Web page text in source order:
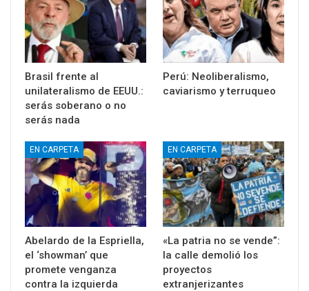
Brasil frente al
unilateralismo de EEUU.:
serás soberano o no
serás nada
Perú: Neoliberalismo,
caviarismo y terruqueo
EN CARPETA
Abelardo de la Espriella,
el ‘showman’ que
promete venganza
contra la izquierda
EN CARPETA
«La patria no se vende”:
la calle demolió los
proyectos
extranjerizantes